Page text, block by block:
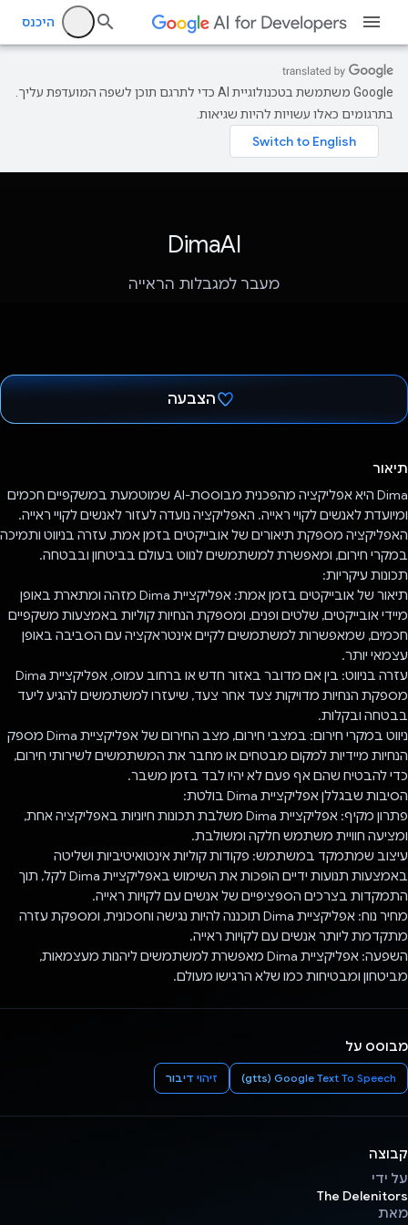
היכנס
‫Google משתמשת בטכנולוגיית AI כדי לתרגם תוכן לשפה המועדפת עליך.
בתרגומים כאלו עשויות להיות שגיאות.
DimaAI
מעבר למגבלות הראייה
הצבעה
תיאור
Dima היא אפליקציה מהפכנית מבוססת-AI שמוטמעת במשקפיים חכמים
ומיועדת לאנשים לקויי ראייה. האפליקציה נועדה לעזור לאנשים לקויי ראייה.
האפליקציה מספקת תיאורים של אובייקטים בזמן אמת, עזרה בניווט ותמיכה
במקרי חירום, ומאפשרת למשתמשים לנווט בעולם בביטחון ובבטחה.
תכונות עיקריות:
תיאור של אובייקטים בזמן אמת: אפליקציית Dima מזהה ומתארת באופן
מיידי אובייקטים, שלטים ופנים, ומספקת הנחיות קוליות באמצעות משקפיים
חכמים, שמאפשרות למשתמשים לקיים אינטראקציה עם הסביבה באופן
עצמאי יותר.
עזרה בניווט: בין אם מדובר באזור חדש או ברחוב עמוס, אפליקציית Dima
מספקת הנחיות מדויקות צעד אחר צעד, שיעזרו למשתמשים להגיע ליעד
בבטחה ובקלות.
ניווט במקרי חירום: במצבי חירום, מצב החירום של אפליקציית Dima מספק
הנחיות מיידיות למקום מבטחים או מחבר את המשתמשים לשירותי חירום,
כדי להבטיח שהם אף פעם לא יהיו לבד בזמן משבר.
הסיבות שבגללן אפליקציית Dima בולטת:
פתרון מקיף: אפליקציית Dima משלבת תכונות חיוניות באפליקציה אחת,
ומציעה חוויית משתמש חלקה ומשולבת.
עיצוב שמתמקד במשתמש: פקודות קוליות אינטואיטיביות ושליטה
באמצעות תנועות ידיים הופכות את השימוש באפליקציית Dima לקל, תוך
התמקדות בצרכים הספציפיים של אנשים עם לקויות ראייה.
מחיר נוח: אפליקציית Dima תוכננה להיות נגישה וחסכונית, ומספקת עזרה
מתקדמת ליותר אנשים עם לקויות ראייה.
השפעה: אפליקציית Dima מאפשרת למשתמשים ליהנות מעצמאות,
מביטחון ומבטיחות כמו שלא הרגישו מעולם.
מבוסס על
Google Text To Speech‏ (gtts) זיהוי דיבור
קבוצה
על ידי
The Delenitors
מאת